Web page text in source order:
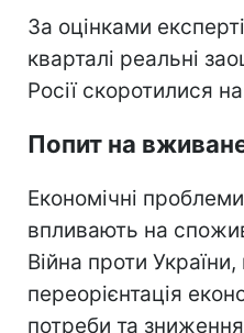
За оцінками
кварталі реальні
Росії скоротилися
Попит на
Економічні
впливають на
Війна проти
переорієнтація
потреби та